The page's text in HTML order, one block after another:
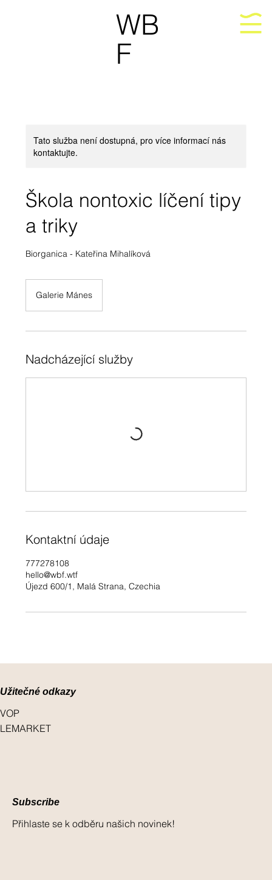
WB
F
Tato služba není dostupná, pro více informací nás
kontaktujte.
Škola nontoxic líčení tipy
a triky
Biorganica - Kateřina Mihalíková
Galerie Mánes
Nadcházející služby
Kontaktní údaje
777278108
hello@wbf.wtf
Újezd 600/1, Malá Strana, Czechia
Užitečné odkazy
VOP
LEMARKET
Subscribe
Přihlaste se k odběru našich novinek!